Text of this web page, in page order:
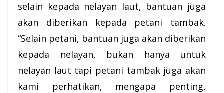
selain kepada nelayan laut, bantuan juga
akan diberikan kepada petani tambak.
“Selain petani, bantuan juga akan diberikan
kepada nelayan, bukan hanya untuk
nelayan laut tapi petani tambak juga akan
kami perhatikan, mengapa penting,